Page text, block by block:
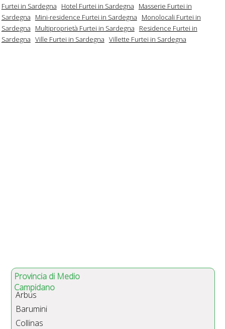
Furtei in Sardegna
Hotel Furtei in Sardegna
Masserie Furtei in
Sardegna
Mini-residence Furtei in Sardegna
Monolocali Furtei in
Sardegna
Multiproprietà Furtei in Sardegna
Residence Furtei in
Sardegna Ville Furtei in Sardegna Villette Furtei in Sardegna
Provincia di Medio
Campidano
Arbus
Barumini
Collinas